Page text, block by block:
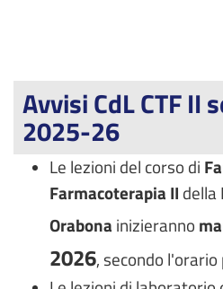
Avvisi CdL CTF II
2025-26
Le lezioni del corso di
Farmacoterapia II della
Orabona inizieranno
2026, secondo